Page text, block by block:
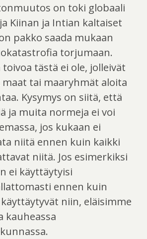
on toki globaali
Kiinan ja Intian kaltaiset
pakko saada mukaan
torjumaan.
tästä ei ole, jolleivät
tai maaryhmät aloita
Kysymys on siitä, että
ja muita normeja ei voi
jos kukaan ei
niitä ennen kuin kaikki
niitä. Jos esimerkiksi
ei käyttäytyisi
ennen kuin
niin, eläisimme
kauheassa